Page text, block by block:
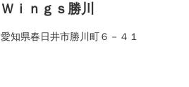
Ｗｉｎｇｓ勝川
愛知県春日井市勝川町６－４１